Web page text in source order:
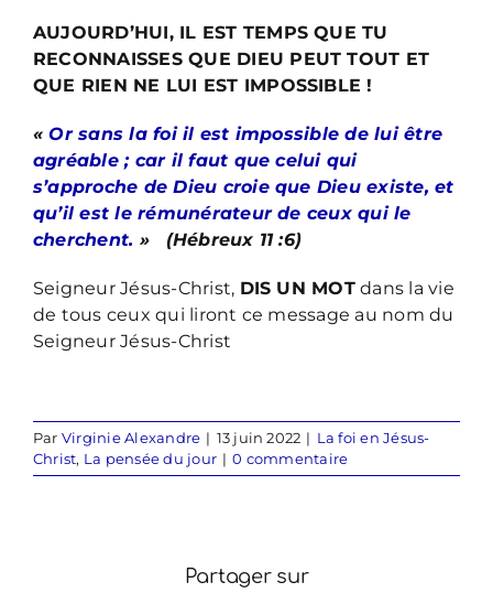
AUJOURD’HUI, IL EST TEMPS QUE TU
RECONNAISSES QUE DIEU PEUT TOUT ET
QUE RIEN NE LUI EST IMPOSSIBLE !
«Or sans la foi il est impossible de lui être
agréable ; car il faut que celui qui
s’approche de Dieu croie que Dieu existe, et
qu’il est le rémunérateur de ceux qui le
cherchent. » (Hébreux 11 :6)
Seigneur Jésus-Christ, DIS UN MOTdans la vie
de tous ceux qui liront ce message au nom du
Seigneur Jésus-Christ
Par Virginie Alexandre | 13 juin 2022 | La foi en Jésus-
Christ, La pensée du jour | 0 commentaire
Partager sur